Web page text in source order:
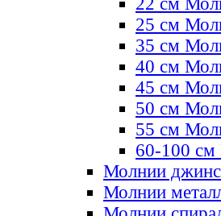
25 см
35 см
40 см
45 см
50 см
55 см
60-100 см
Молнии
Молнии